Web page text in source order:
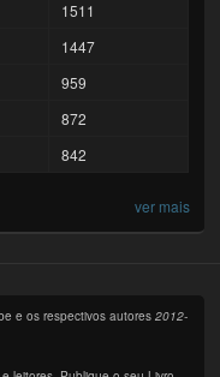
1511
1447
959
872
842
ver mais
e os respectivos autores2012-